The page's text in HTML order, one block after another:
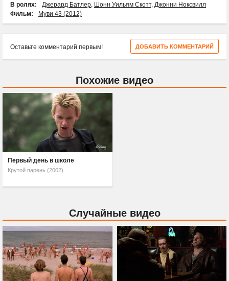
В ролях:
Джерард Батлер, Шонн Уильям Скотт, Джонни Ноксвилл
Фильм:
Муви 43 (2012)
ДОБАВИТЬ КОММЕНТАРИЙ
Оставьте комментарий первым!
Похожие видео
Первый день в школе
Крутой парень (2002)
Случайные видео